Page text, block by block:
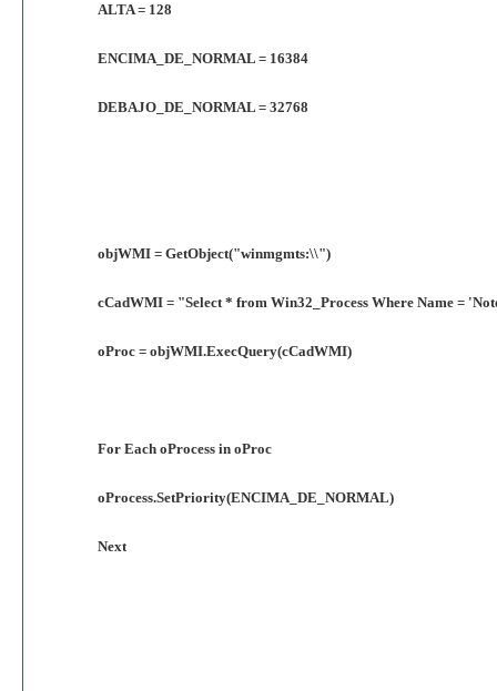
ALTA = 128
ENCIMA_DE_NORMAL = 16384
DEBAJO_DE_NORMAL = 32768
objWMI = GetObject("winmgmts:\\")
cCadWMI = "Select * from Win32_Process Where Name =
oProc = objWMI.ExecQuery(cCadWMI)
For Each oProcess in oProc
oProcess.SetPriority(ENCIMA_DE_NORMAL)
Next